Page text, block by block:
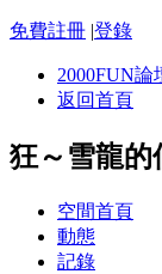
免費註冊 |登錄
2000FUN論
返回首頁
狂～雪龍的
空間首頁
動態
記錄